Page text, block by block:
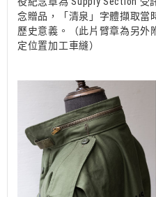
念贈品，「清泉」字體擷取當
歷史意義。（此片臂章為另外
定位置加工車縫）